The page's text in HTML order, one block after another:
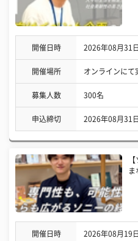
開催日時 2026年08月31
開催場所 オンラインにて
募集人数 300名
申込締切 2026年08月31
ま
開催日時 2026年08月19